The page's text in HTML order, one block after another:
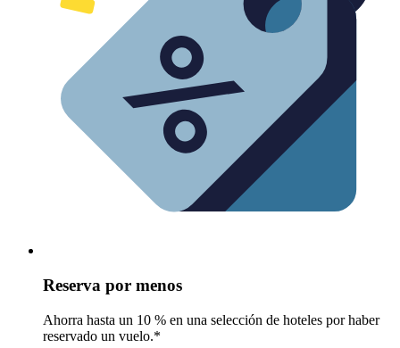
Reserva por menos
Ahorra hasta un 10 % en una selección de hoteles por haber
reservado un vuelo.*